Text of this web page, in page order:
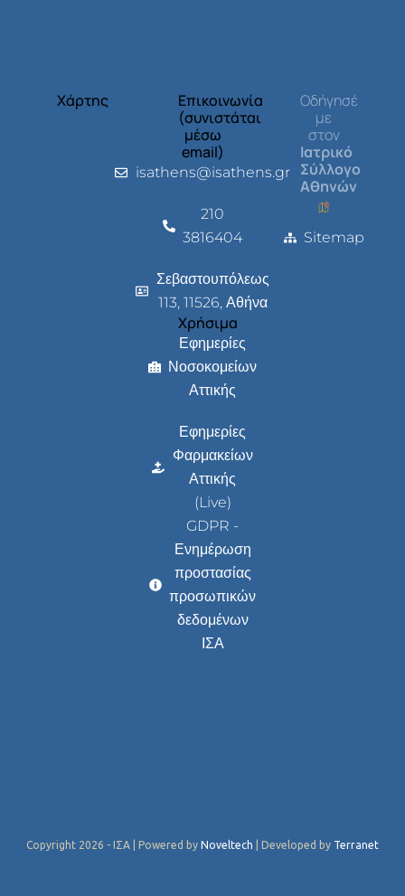
Χάρτης
Επικοινωνία
(συνιστάται
μέσω
email)
isathens@isathens.gr
210
3816404
Σεβαστουπόλεως
113, 11526, Αθήνα
Χρήσιμα
Εφημερίες
Νοσοκομείων
Αττικής
Εφημερίες
Φαρμακείων
Αττικής
(Live)
GDPR -
Ενημέρωση
προστασίας
προσωπικών
δεδομένων
ΙΣΑ
Οδήγησέ
με
στον
Ιατρικό
Σύλλογο
Αθηνών
Sitemap
Copyright 2026 - ΙΣΑ | Powered by Noveltech | Developed by Terranet